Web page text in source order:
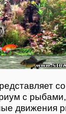
с
движения